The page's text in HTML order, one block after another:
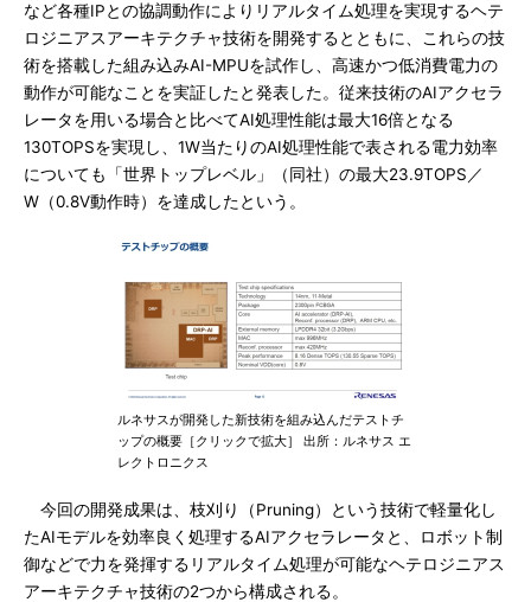
など各種IPとの協調動作によりリアルタイム処理を実現するヘテ
ロジニアスアーキテクチャ技術を開発するとともに、これらの技
術を搭載した組み込みAI-MPUを試作し、高速かつ低消費電力の
動作が可能なことを実証したと発表した。従来技術のAIアクセラ
レータを用いる場合と比べてAI処理性能は最大16倍となる
130TOPSを実現し、1W当たりのAI処理性能で表される電力効率
についても「世界トップレベル」（同社）の最大23.9TOPS／
W（0.8V動作時）を達成したという。
ルネサスが開発した新技術を組み込んだテストチ
ップの概要［クリックで拡大］ 出所：ルネサス エ
レクトロニクス
今回の開発成果は、枝刈り（Pruning）という技術で軽量化し
たAIモデルを効率良く処理するAIアクセラレータと、ロボット制
御などで力を発揮するリアルタイム処理が可能なヘテロジニアス
アーキテクチャ技術の2つから構成される。